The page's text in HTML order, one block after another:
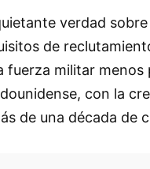
verdad
de
militar
con la
de una década de